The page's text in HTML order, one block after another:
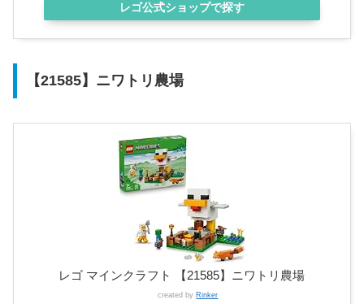
レゴ公式ショップで探す
【21585】ニワトリ農場
レゴ マインクラフト 【21585】ニワトリ農場
created by Rinker